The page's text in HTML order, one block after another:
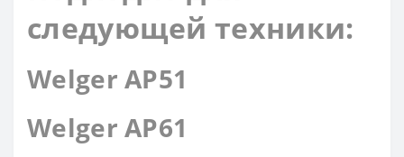
следующей техники:
Welger AP51
Welger AP61